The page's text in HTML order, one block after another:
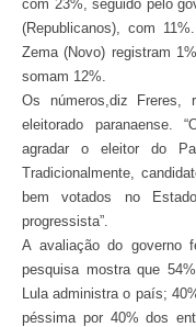
com 23%, seguido pelo
(Republicanos), com
Zema (Novo) registram
somam 12%.
Os números,diz Freres,
eleitorado paranaense.
agradar o eleitor do
Tradicionalmente,
bem votados no
progressista”.
A avaliação do governo
pesquisa mostra que
Lula administra o país;
péssima por 40% dos